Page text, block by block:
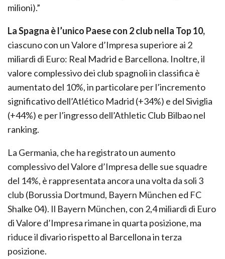
milioni).”
La Spagna è l’unico Paese con 2 club nella Top 10,
ciascuno con un Valore d’Impresa superiore ai 2
miliardi di Euro: Real Madrid e Barcellona. Inoltre, il
valore complessivo dei club spagnoli in classifica è
aumentato del 10%, in particolare per l’incremento
significativo dell’Atlético Madrid (+34%) e del Siviglia
(+44%) e per l’ingresso dell’Athletic Club Bilbao nel
ranking.
La Germania, che ha registrato un aumento
complessivo del Valore d’Impresa delle sue squadre
del 14%, è rappresentata ancora una volta da soli 3
club (Borussia Dortmund, Bayern München ed FC
Shalke 04). Il Bayern München, con 2,4 miliardi di Euro
di Valore d’Impresa rimane in quarta posizione, ma
riduce il divario rispetto al Barcellona in terza
posizione.